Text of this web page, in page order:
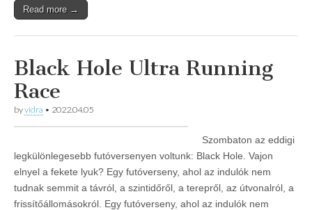
Read more →
Black Hole Ultra Running
Race
byvidra • 2022.04.05
Szombaton az eddigi
legkülönlegesebb futóversenyen voltunk: Black Hole. Vajon
elnyel a fekete lyuk? Egy futóverseny, ahol az indulók nem
tudnak semmit a távról, a szintidőről, a terepről, az útvonalról, a
frissítőállomásokról. Egy futóverseny, ahol az indulók nem